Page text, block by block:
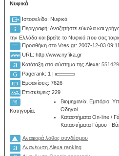
Νυφικά
Ιστοσελίδα: Νυφικά
Περιγραφή: Αναζητήστε εύκολα και
την Ελλάδα και βρείτε το Νυφικό που σας
Προσθήκη στο Vres.gr: 2007-12-03
URL: http://www.nyfika.gr
Κατάταξη στο σύστημα της Alexa:
Pagerank: 1 |
Εμφανίσεις: 7626
Επισκέψεις: 229
Κατηγορία:
Βιομηχανία, Εμπόριο,
Οδηγοί
Καταστήματα On-line /
Καταστήματα Γάμου -
Αναφορά λάθος συνδέσμου
Ανανέωση Alexa ranking